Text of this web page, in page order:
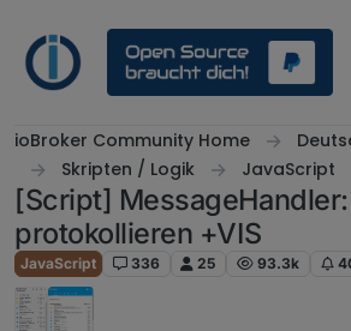
ioBroker Community Home
Skripten / Logik
JavaScript
[Script]
protokollieren +VIS
JavaScript 336 25 93.3k